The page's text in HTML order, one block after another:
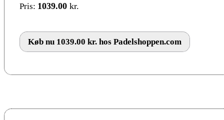
Pris: 1039.00 kr.
Køb nu 1039.00 kr. hos Padelshoppen.com